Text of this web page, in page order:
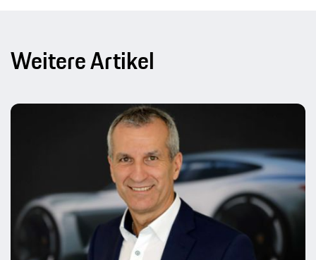
Weitere Artikel